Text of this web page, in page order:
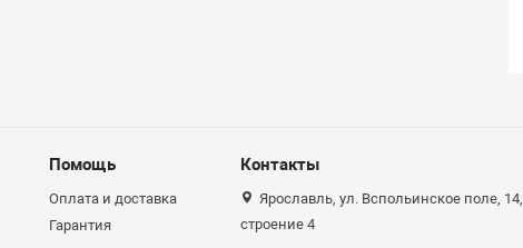
Помощь
Оплата и доставка
Гарантия
Контакты
Ярославль, ул. Вспольинское поле, 14,
строение 4